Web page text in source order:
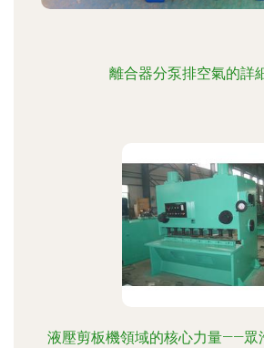
離合器分泵排空氣的詳
液壓剪板機領域的核心力量——眾